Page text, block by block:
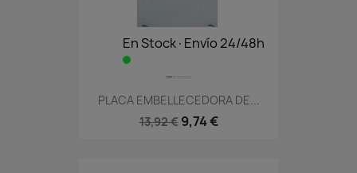
En Stock·Envío 24/48h
PLACA EMBELLECEDORA DE...
13,92 € 9,74 €